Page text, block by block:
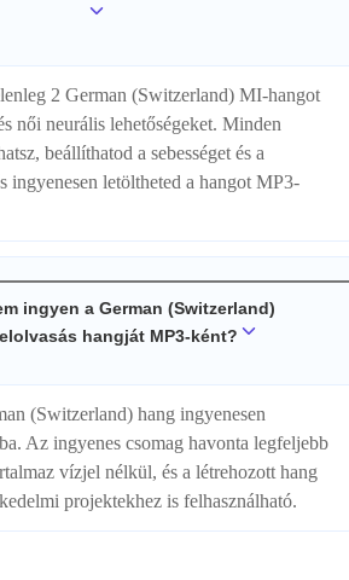
2 German (Switzerland) MI-hangot
női neurális lehetőségeket. Minden
beállíthatod a sebességet és a
ingyenesen letöltheted a hangot MP3-
ingyen a German (Switzerland)
hangját MP3-ként?
(Switzerland) hang ingyenesen
Az ingyenes csomag havonta legfeljebb
vízjel nélkül, és a létrehozott hang
projektekhez is felhasználható.